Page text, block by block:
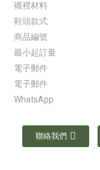
襯裡材料
鞋頭款式
商品編號
最小起訂量
電子郵件
電子郵件
WhatsApp
聯絡我們